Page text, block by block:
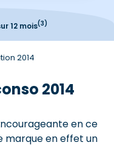
12 mois(3)
2014
2014
en ce
marque en effet un